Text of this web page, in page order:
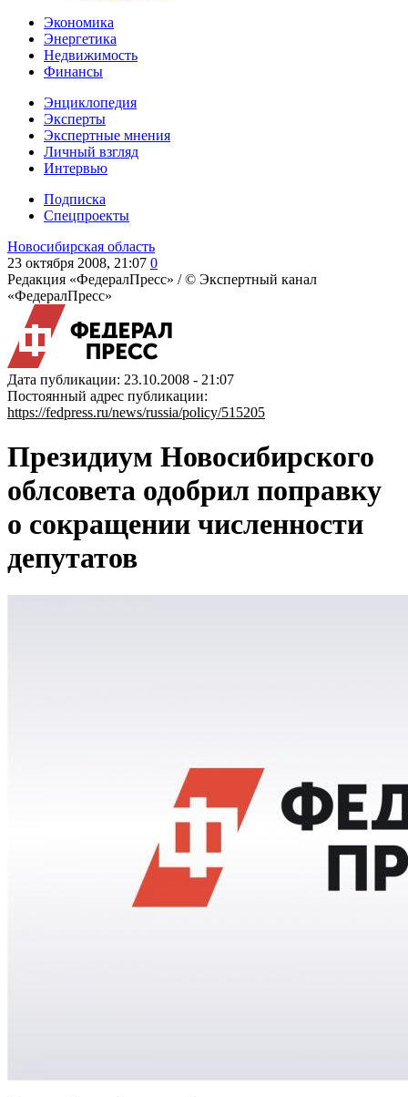
Экономика
Энергетика
Недвижимость
Финансы
Энциклопедия
Эксперты
Экспертные мнения
Личный взгляд
Интервью
Подписка
Спецпроекты
Новосибирская область
23 октября 2008, 21:07 0
Редакция «ФедералПресс» /© Экспертный канал
«ФедералПресс»
Дата публикации: 23.10.2008 - 21:07
Постоянный адрес публикации:
https://fedpress.ru/news/russia/policy/515205
Президиум Новосибирского
облсовета одобрил поправку
о сокращении численности
депутатов